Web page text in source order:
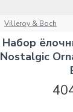
Villeroy & Boch
Набор
Nostalgic